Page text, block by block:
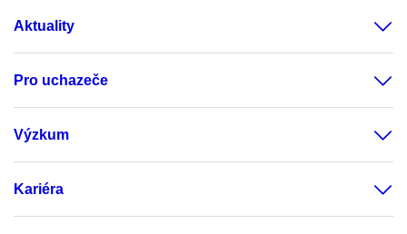
Aktuality
Pro uchazeče
Výzkum
Kariéra